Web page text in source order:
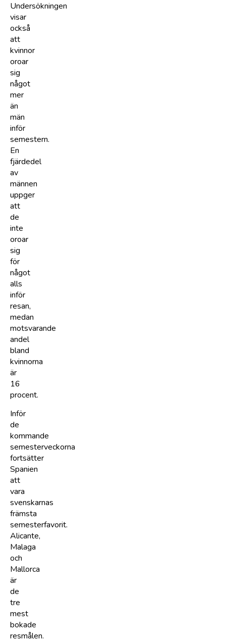
Undersökningen
visar
också
att
kvinnor
oroar
sig
något
mer
än
män
inför
semestern.
En
fjärdedel
av
männen
uppger
att
de
inte
oroar
sig
för
något
alls
inför
resan,
medan
motsvarande
andel
bland
kvinnorna
är
16
procent.
Inför
de
kommande
semesterveckorna
fortsätter
Spanien
att
vara
svenskarnas
främsta
semesterfavorit.
Alicante,
Malaga
och
Mallorca
är
de
tre
mest
bokade
resmålen.